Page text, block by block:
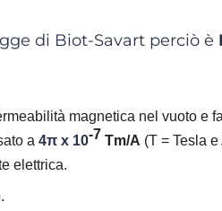
di Biot-Savart perciò è
magnetica nel vuoto e
a 4π x 10-7 Tm/A (T = Tesla
elettrica.